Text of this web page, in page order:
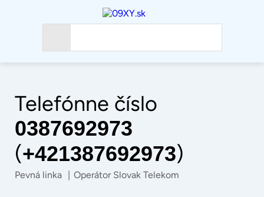
Telefónne číslo
0387692973
(+421387692973)
Pevná linka | Operátor Slovak Telekom